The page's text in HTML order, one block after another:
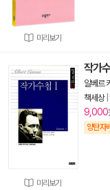
미리보기
미리보기
작가
알베르
책세상|
9,000
양탄자